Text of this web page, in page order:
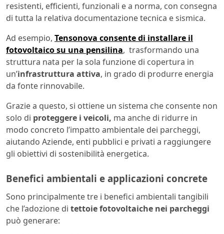
resistenti, efficienti, funzionali e a norma, con consegna
di tutta la relativa documentazione tecnica e sismica.
Ad esempio, Tensonova consente di installare il
fotovoltaico su una pensilina, trasformando una
struttura nata per la sola funzione di copertura in
un’infrastruttura attiva, in grado di produrre energia
da fonte rinnovabile.
Grazie a questo, si ottiene un sistema che consente non
solo di proteggere i veicoli, ma anche di ridurre in
modo concreto l’impatto ambientale dei parcheggi,
aiutando Aziende, enti pubblici e privati a raggiungere
gli obiettivi di sostenibilità energetica.
Benefici ambientali e applicazioni concrete
Sono principalmente tre i benefici ambientali tangibili
che l’adozione di tettoie fotovoltaiche nei parcheggi
può generare: